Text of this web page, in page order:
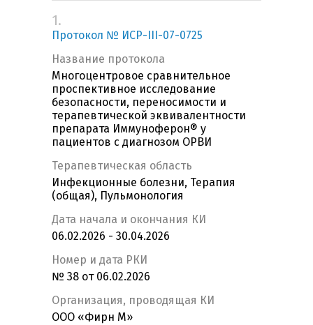
1.
Протокол № ИСР-III-07-0725
Название протокола
Многоцентровое сравнительное
проспективное исследование
безопасности, переносимости и
терапевтической эквивалентности
препарата Иммуноферон® у
пациентов с диагнозом ОРВИ
Терапевтическая область
Инфекционные болезни, Терапия
(общая), Пульмонология
Дата начала и окончания КИ
06.02.2026 - 30.04.2026
Номер и дата РКИ
№ 38 от 06.02.2026
Организация, проводящая КИ
ООО «Фирн М»